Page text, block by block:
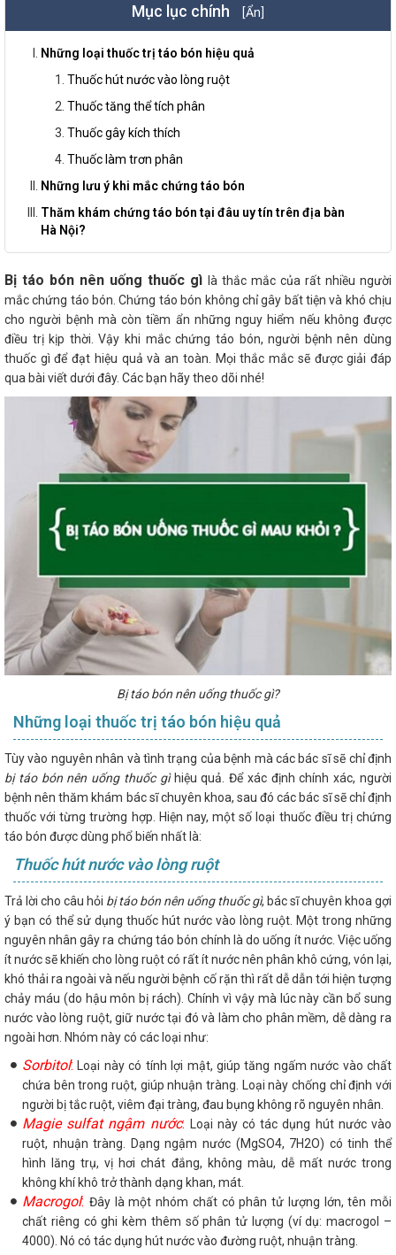
Mục lục chính [Ẩn]
Những loại thuốc trị táo bón hiệu quả
Thuốc hút nước vào lòng ruột
Thuốc tăng thể tích phân
Thuốc gây kích thích
Thuốc làm trơn phân
Những lưu ý khi mắc chứng táo bón
Thăm khám chứng táo bón tại đâu uy tín trên địa bàn
Hà Nội?
Bị táo bón nên uống thuốc gì là thắc mắc của rất nhiều người
mắc chứng táo bón. Chứng táo bón không chỉ gây bất tiện và khó chịu
cho người bệnh mà còn tiềm ẩn những nguy hiểm nếu không được
điều trị kịp thời. Vậy khi mắc chứng táo bón, người bệnh nên dùng
thuốc gì để đạt hiệu quả và an toàn. Mọi thắc mắc sẽ được giải đáp
qua bài viết dưới đây. Các bạn hãy theo dõi nhé!
Bị táo bón nên uống thuốc gì?
Những loại thuốc trị táo bón hiệu quả
Tùy vào nguyên nhân và tình trạng của bệnh mà các bác sĩ sẽ chỉ định
bị táo bón nên uống thuốc gìhiệu quả. Để xác định chính xác, người
bệnh nên thăm khám bác sĩ chuyên khoa, sau đó các bác sĩ sẽ chỉ định
thuốc với từng trường hợp. Hiện nay, một số loại thuốc điều trị chứng
táo bón được dùng phổ biến nhất là:
Thuốc hút nước vào lòng ruột
Trả lời cho câu hỏi bị táo bón nên uống thuốc gì, bác sĩ chuyên khoa gợi
ý bạn có thể sử dụng thuốc hút nước vào lòng ruột. Một trong những
nguyên nhân gây ra chứng táo bón chính là do uống ít nước. Việc uống
ít nước sẽ khiến cho lòng ruột có rất ít nước nên phân khô cứng, vón lại,
khó thải ra ngoài và nếu người bệnh cố rặn thì rất dễ dẫn tới hiện tượng
chảy máu (do hậu môn bị rách). Chính vì vậy mà lúc này cần bổ sung
nước vào lòng ruột, giữ nước tại đó và làm cho phân mềm, dễ dàng ra
ngoài hơn. Nhóm này có các loại như:
Sorbitol: Loại này có tính lợi mật, giúp tăng ngấm nước vào chất
chứa bên trong ruột, giúp nhuận tràng. Loại này chống chỉ định với
người bị tắc ruột, viêm đại tràng, đau bụng không rõ nguyên nhân.
Magie sulfat ngậm nước:
Loại này có tác dụng hút nước vào
ruột, nhuận tràng. Dạng ngậm nước (MgSO4, 7H2O) có tinh thể
hình lăng trụ, vị hơi chát đắng, không màu, dễ mất nước trong
không khí khô trở thành dạng khan, mát.
Macrogol: Đây là một nhóm chất có phân tử lượng lớn, tên mỗi
chất riêng có ghi kèm thêm số phân tử lượng (ví dụ: macrogol –
4000). Nó có tác dụng hút nước vào đường ruột, nhuận tràng.